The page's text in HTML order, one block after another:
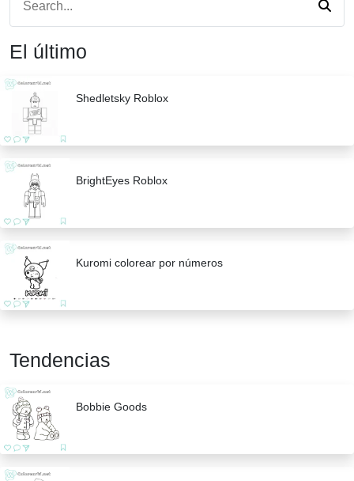
El último
Shedletsky Roblox
BrightEyes Roblox
Kuromi colorear por números
Tendencias
Bobbie Goods